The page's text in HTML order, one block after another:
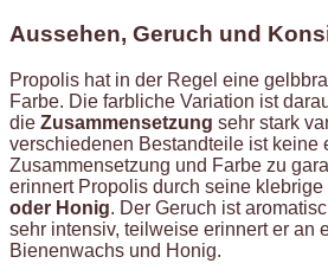
Aussehen, Geruch und
Propolis hat in der Regel eine
Farbe. Die farbliche Variation ist
die Zusammensetzung sehr stark
verschiedenen Bestandteile ist keine
Zusammensetzung und Farbe zu
erinnert Propolis durch seine klebrige
oder Honig. Der Geruch ist
sehr intensiv, teilweise erinnert er an
Bienenwachs und Honig.